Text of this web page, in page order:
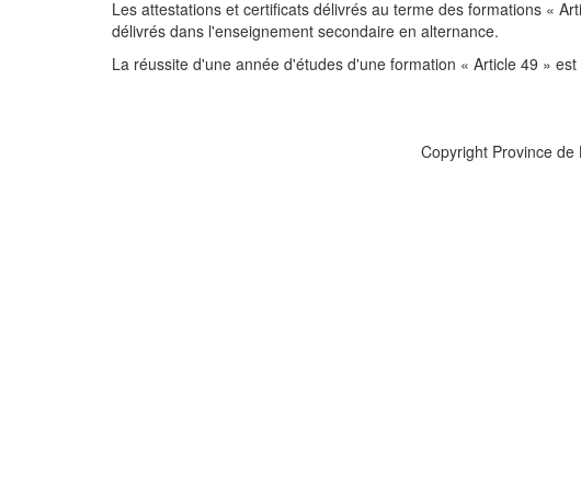
Les attestations et certificats délivrés au terme des formations «
délivrés dans l'enseignement secondaire en alternance.
La réussite d'une année d'études d'une formation « Article 49 »
Copyright Province de